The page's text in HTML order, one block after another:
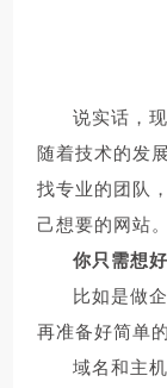
说实话，
随着技术的发
找专业的团队
己想要的网站。
你只需想
比如是做
再准备好简单
域名和主